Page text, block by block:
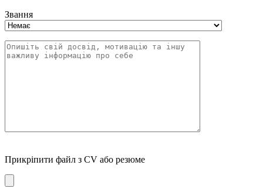
Звання
Прикріпити файл з CV або резюме